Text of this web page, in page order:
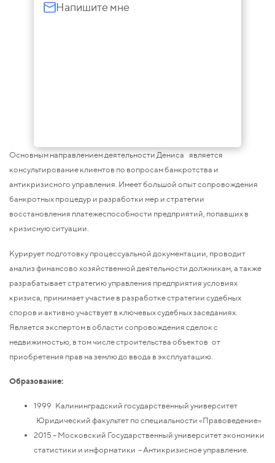
Напишите мне
Основным направлением деятельности Дениса является
консультирование клиентов по вопросам банкротства и
антикризисного управления. Имеет большой опыт сопровождения
банкротных процедур и разработки мер и стратегии
восстановления платежеспособности предприятий, попавших в
кризисную ситуации.
Курирует подготовку процессуальной документации, проводит
анализ финансово хозяйственной деятельности должникам, а также
разрабатывает стратегию управления предприятия условиях
кризиса, принимает участие в разработке стратегии судебных
споров и активно участвует в ключевых судебных заседаниях.
Является экспертом в области сопровождения сделок с
недвижимостью, в том числе строительства объектов от
приобретения прав на землю до ввода в эксплуатацию.
Образование:
1999 Калининградский государственный университет
Юридический факультет по специальности «Правоведение»
2015 – Московский Государственный университет экономики
статистики и информатики – Антикризисное управление.